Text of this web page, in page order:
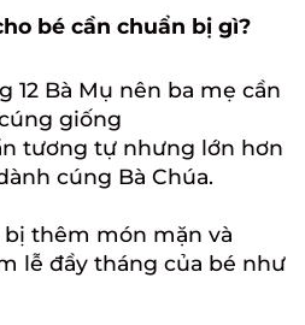
bé cần chuẩn bị gì?
12 Bà Mụ nên ba mẹ cần
giống
tương tự nhưng lớn hơn
cúng Bà Chúa.
thêm món mặn và
lễ đầy tháng của bé như